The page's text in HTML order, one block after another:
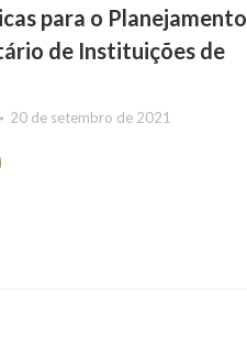
para o Planejamento
de Instituições de
20 de setembro de 2021